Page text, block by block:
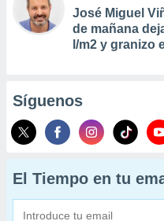
José Miguel
de mañana
l/m2 y granizo
Síguenos
El Tiempo en tu